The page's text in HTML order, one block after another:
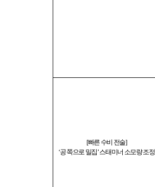
[빠른 수비 전술]
‘공 쪽으로 밀집’스태미너 소모량 조정